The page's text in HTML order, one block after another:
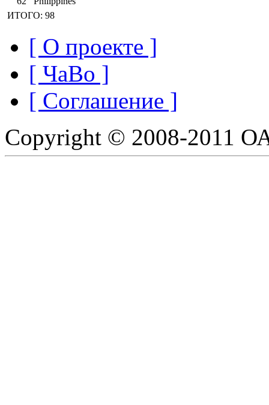
ИТОГО: 98
[ О проекте ]
[ ЧаВо ]
[ Соглашение ]
Copyright © 2008-2011